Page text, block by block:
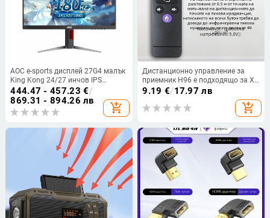
AOC e-sports дисплей 27G4 малък
King Kong 24/27 инчов IPS
компютърен дисплей 180hz
геймърски LCD екран
444.47 - 457.23 €/
869.31 - 894.26 лв
add_shopping_cart
Дистанционно управление за
приемник H96 е подходящо за X3
H96Mini Mx10Pro Mx1 H96Max
9.19 €/17.97 лв
add_shopping_cart